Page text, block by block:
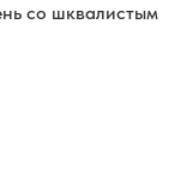
со шквалистым